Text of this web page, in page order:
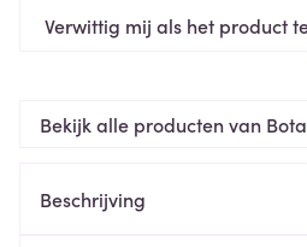
Verwittig mij als het product
Bekijk alle producten van Bota
Beschrijving